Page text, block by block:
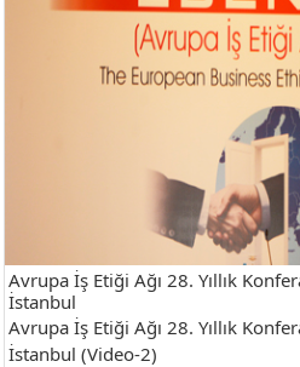
Avrupa İş Etiği Ağı 28. Yıllık
İstanbul
Avrupa İş Etiği Ağı 28. Yıllık
İstanbul (Video-2)